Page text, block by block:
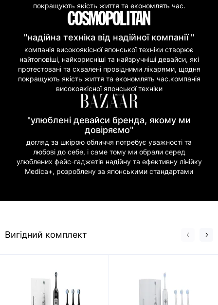
покращують якість життя та економлять час.
"надійна техніка від надійної компанії "
компанія високоякісної японської техніки створює
найтоповіші, найкорисніші та найзручніші девайси, які
протестовані та схвалені провідними лікарями, щодня
покращують якість життя та економлять час.компанія
високоякісної японської техніки
"улюблені девайси бренда, якому ми
довіряємо"
догляд за шкірою обличчя потребує уважності та
любові до себе, і саме тому ми обрали серед
улюблених фейс-гаджетів надійну та ефективну лінійку
Medica+, розроблену за японськими стандартами
Вигідний комплект